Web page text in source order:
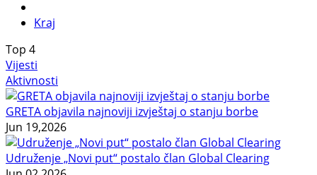
Kraj
Top 4
Vijesti
Aktivnosti
GRETA objavila najnoviji izvještaj o stanju borbe
Jun 19,2026
Udruženje „Novi put“ postalo član Global Clearing